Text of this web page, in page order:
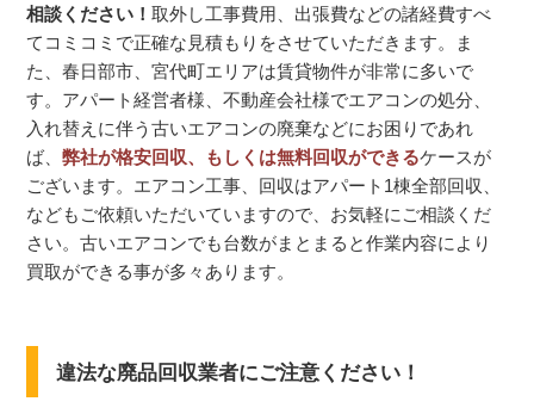
相談ください！取外し工事費用、出張費などの諸経費すべ
てコミコミで正確な見積もりをさせていただきます。ま
た、春日部市、宮代町エリアは賃貸物件が非常に多いで
す。アパート経営者様、不動産会社様でエアコンの処分、
入れ替えに伴う古いエアコンの廃棄などにお困りであれ
ば、弊社が格安回収、もしくは無料回収ができるケースが
ございます。エアコン工事、回収はアパート1棟全部回収、
などもご依頼いただいていますので、お気軽にご相談くだ
さい。古いエアコンでも台数がまとまると作業内容により
買取ができる事が多々あります。
違法な廃品回収業者にご注意ください！